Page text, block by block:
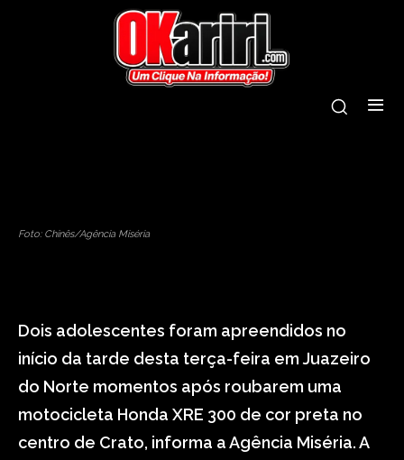
juazeiro do norte menor
tiros troca
Foto: Chinês/Agência Miséria
Dois adolescentes foram apreendidos no
início da tarde desta terça-feira em Juazeiro
do Norte momentos após roubarem uma
motocicleta Honda XRE 300 de cor preta no
centro de Crato, informa a Agência Miséria. A